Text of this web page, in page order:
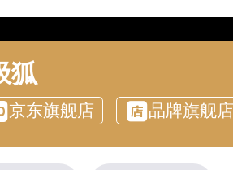
狐
京东旗舰店 品牌旗舰店